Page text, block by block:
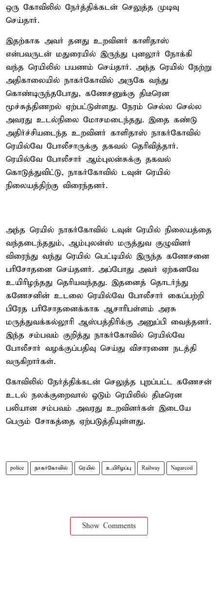
ஒரு கோவிலில் நேர்த்திக்கடன் செலுத்த முடிவு
செய்தார்.
இதற்காக அவர் தனது உறவினர் காளிதாஸ்
என்பவருடன் மதுரையில் இருந்து புனலூர் நோக்கி
வந்த ரெயிலில் பயணம் செய்தார். அந்த ரெயில் நேற்று
அதிகாலையில் நாகர்கோவில் அருகே வந்து
கொண்டிருந்தபோது, கணேசனுக்கு திடீரென
மூச்சுத்திணறல் ஏற்பட்டுள்ளது. நேரம் செல்ல செல்ல
அவரது உடல்நிலை மோசமடைந்தது. இதை கண்டு
அதிர்ச்சியடைந்த உறவினர் காளிதாஸ் நாகர்கோவில்
ரெயில்வே போலீசாருக்கு தகவல் தெரிவித்தார்.
ரெயில்வே போலீசார் ஆம்புலன்சுக்கு தகவல்
கொடுத்துவிட்டு, நாகர்கோவில் டவுன் ரெயில்
நிலையத்திற்கு விரைந்தனர்.
அந்த ரெயில் நாகர்கோவில் டவுன் ரெயில் நிலையத்தை
வந்தடைந்ததும், ஆம்புலன்ஸ் மருத்துவ குழுவினர்
விரைந்து வந்து ரெயில் பெட்டியில் இருந்த கணேசனை
பரிசோதனை செய்தனர். அப்போது அவர் ஏற்கனவே
உயிரிழந்தது தெரியவந்தது. இதனைத் தொடர்ந்து
கணேசனின் உடலை ரெயில்வே போலீசார் கைப்பற்றி
பிரேத பரிசோதனைக்காக ஆசாரிபள்ளம் அரசு
மருத்துவக்கல்லூரி ஆஸ்பத்திரிக்கு அனுப்பி வைத்தனர்.
இந்த சம்பவம் குறித்து நாகர்கோவில் ரெயில்வே
போலீசார் வழக்குப்பதிவு செய்து விசாரணை நடத்தி
வருகிறார்கள்.
கோவிலில் நேர்த்திக்கடன் செலுத்த புறப்பட்ட கணேசன்
உடல் நலக்குறைவால் ஓடும் ரெயிலில் திடீரென
பலியான சம்பவம் அவரது உறவினர்கள் இடையே
பெரும் சோகத்தை ஏற்படுத்தியுள்ளது.
police நாகர்கோவில் ரெயில் உயிரிழப்பு Railway Nagarcoil
Show Comments